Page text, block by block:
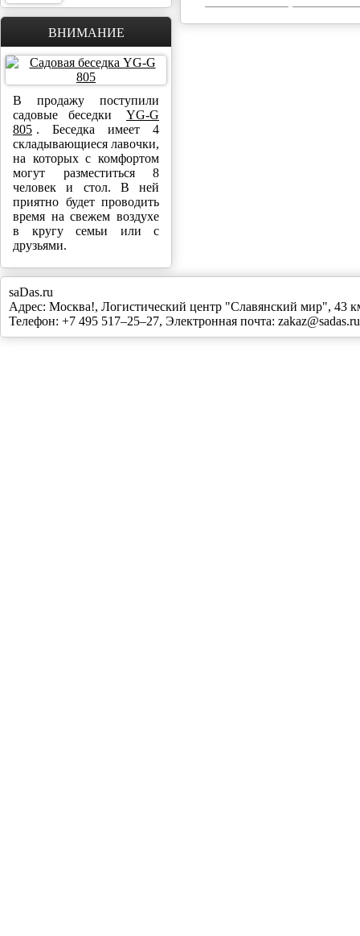
ВНИМАНИЕ
В продажу поступили
садовые беседки
YG-G
805 . Беседка имеет 4
складывающиеся лавочки,
на которых с комфортом
могут разместиться 8
человек и стол. В ней
приятно будет проводить
время на свежем воздухе
в кругу семьи или с
друзьями.
saDas.ru
Адрес: Москва!, Логистический центр "Славянский мир",
Телефон: +7 495 517–25–27, Электронная почта: zakaz@sadas.ru